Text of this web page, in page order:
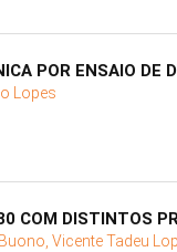
POR ENSAIO DE
Lopes
COM DISTINTOS
Buono, Vicente Tadeu